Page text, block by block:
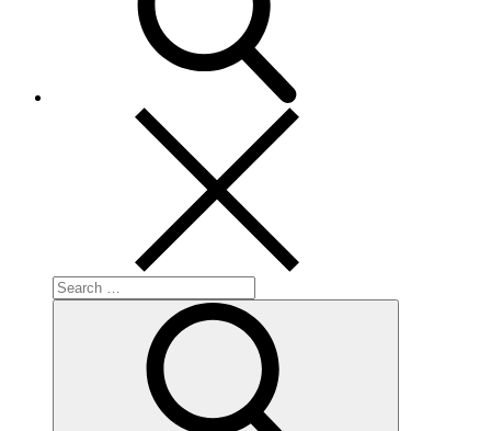
Search
for: